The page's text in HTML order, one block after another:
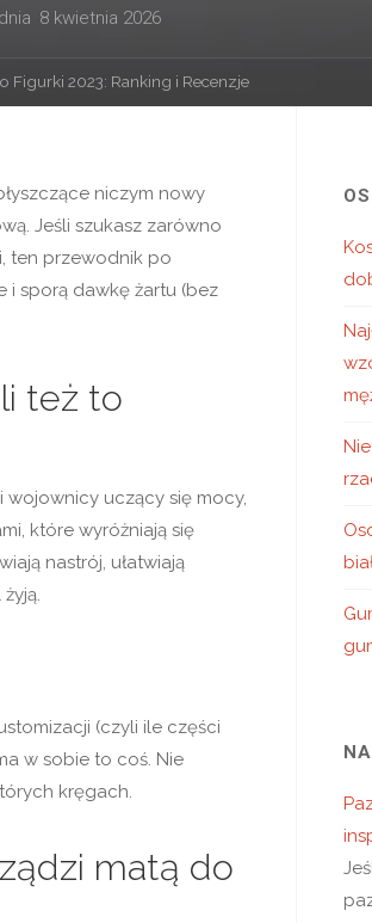
dnia 8 kwietnia 2026
Figurki 2023: Ranking i Recenzje
niczym nowy
Jeśli szukasz zarówno
ten przewodnik po
i sporą dawkę żartu (bez
też to
uczący się mocy,
które wyróżniają się
nastrój, ułatwiają
(czyli ile części
w sobie to coś. Nie
kręgach.
matą do